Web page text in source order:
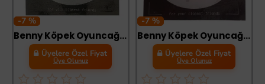
-7 %
Benny Köpek Oyuncağı Sert Elips Top 8 x 4.5 cm Yeşil
Üyelere Özel Fiyat
Üye Olunuz
-7 %
Benny Köpek Oyuncağı Üçgen 8 x 8.5 cm Kırmızı
Üyelere Özel Fiyat
Üye Olunuz